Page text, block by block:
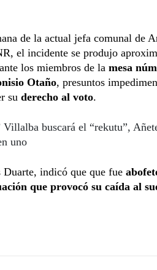
de la actual jefa comunal de
el incidente se produjo
los miembros de la mesa
Otaño, presuntos
su derecho al voto.
buscará el “rekutu”,
uno
Duarte, indicó que que fue
que provocó su caída al